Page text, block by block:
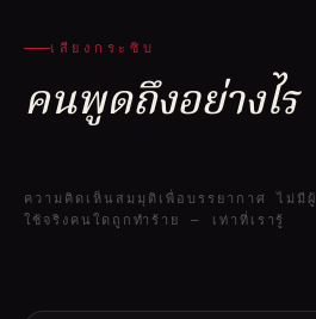
เสียงกระซิบ
คนพูดถึงอย่างไร
ความคิดเห็นสมมุติเพื่อบรรยากาศ ไม่มีผู้
ใช้จริงคนใดถูกทำร้าย — เท่าที่เรารู้